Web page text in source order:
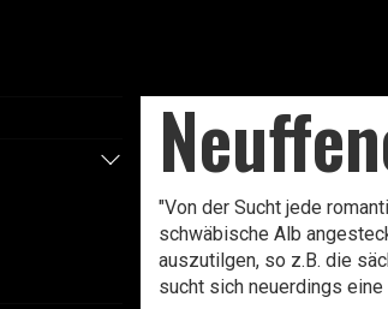
"Von der Sucht jede
schwäbische Alb
auszutilgen, so z.B. die
sucht sich neuerdings